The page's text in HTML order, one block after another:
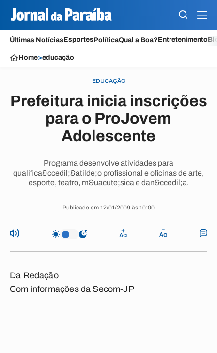
Últimas NotíciasEsportesPolíticaQual a Boa?Entretenimento
Home>educação
EDUCAÇÃO
Prefeitura inicia inscrições
para o ProJovem
Adolescente
Programa desenvolve atividades para
qualifica&ccedil;&atilde;o profissional e oficinas de arte,
esporte, teatro, m&uacute;sica e dan&ccedil;a.
Publicado em 12/01/2009 às 10:00
Da Redação
Com informações da Secom-JP